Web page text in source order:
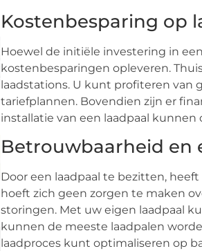
Kostenbesparing op
Hoewel de initiële investering in
kostenbesparingen opleveren.
laadstations. U kunt profiteren van
tariefplannen. Bovendien zijn er
installatie van een laadpaal
Betrouwbaarheid en
Door een laadpaal te bezitten,
hoeft zich geen zorgen te maken
storingen. Met uw eigen laadpaal
kunnen de meeste laadpalen
laadproces kunt optimaliseren op